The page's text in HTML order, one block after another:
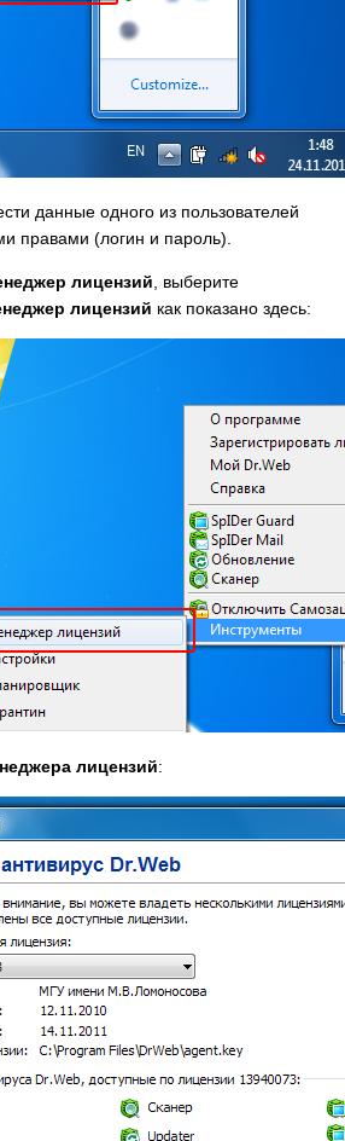
данные одного из пользователей
правами (логин и пароль).
лицензий , выберите
лицензий как показано здесь:
лицензий: